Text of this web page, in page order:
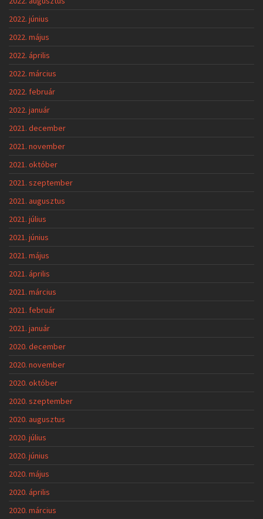
2022. június
2022. május
2022. április
2022. március
2022. február
2022. január
2021. december
2021. november
2021. október
2021. szeptember
2021. augusztus
2021. július
2021. június
2021. május
2021. április
2021. március
2021. február
2021. január
2020. december
2020. november
2020. október
2020. szeptember
2020. augusztus
2020. július
2020. június
2020. május
2020. április
2020. március